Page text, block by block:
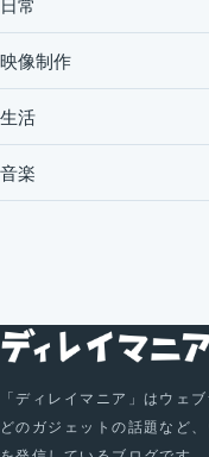
日常
映像制作
生活
音楽
「ディレイマニア」はウェ
どのガジェットの話題など